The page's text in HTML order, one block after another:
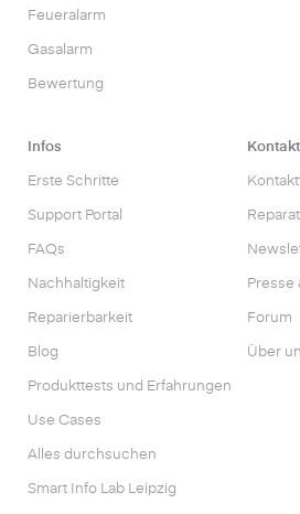
Feueralarm
Gasalarm
Bewertung
Infos
Erste Schritte
Support Portal
FAQs
Nachhaltigkeit
Reparierbarkeit
Blog
Produkttests und Erfahrungen
Use Cases
Alles durchsuchen
Smart Info Lab Leipzig
Kontakt
Presse
Forum
Über